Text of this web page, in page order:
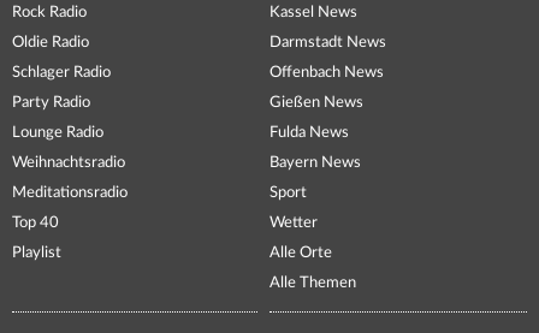
Rock Radio
Oldie Radio
Schlager Radio
Party Radio
Lounge Radio
Weihnachtsradio
Meditationsradio
Top 40
Playlist
Kassel News
Darmstadt News
Offenbach News
Gießen News
Fulda News
Bayern News
Sport
Wetter
Alle Orte
Alle Themen